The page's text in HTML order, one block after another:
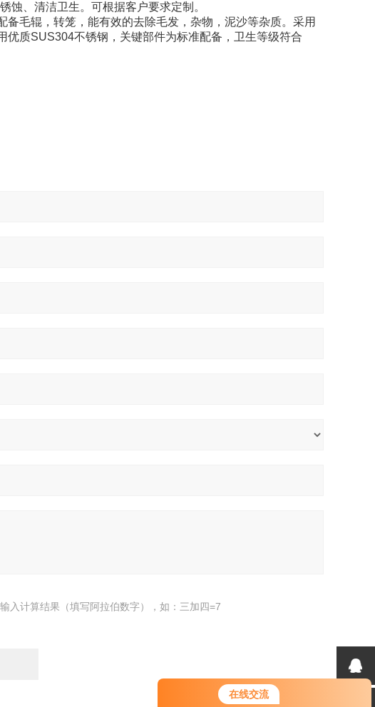
在线交流
蚀、清洁卫生。可根据客户要求定制。
备毛辊，转笼，能有效的去除毛发，杂物，泥沙等杂质。采用
质SUS304不锈钢，关键部件为标准配备，卫生等级符合
入计算结果（填写阿拉伯数字），如：三加四=7